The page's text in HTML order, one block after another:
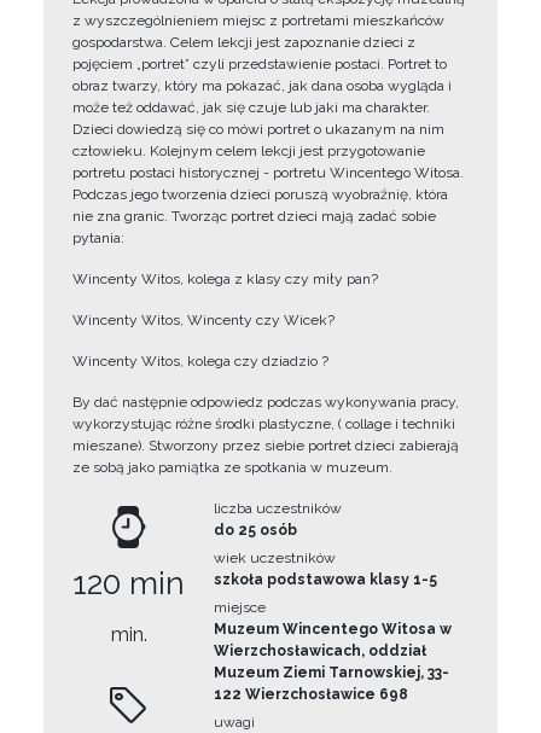
z wyszczególnieniem miejsc z portretami mieszkańców
gospodarstwa. Celem lekcji jest zapoznanie dzieci z
pojęciem „portret” czyli przedstawienie postaci. Portret to
obraz twarzy, który ma pokazać, jak dana osoba wygląda i
może też oddawać, jak się czuje lub jaki ma charakter.
Dzieci dowiedzą się co mówi portret o ukazanym na nim
człowieku. Kolejnym celem lekcji jest przygotowanie
portretu postaci historycznej - portretu Wincentego Witosa.
Podczas jego tworzenia dzieci poruszą wyobraźnię, która
nie zna granic. Tworząc portret dzieci mają zadać sobie
pytania:
Wincenty Witos, kolega z klasy czy miły pan?
Wincenty Witos, Wincenty czy Wicek?
Wincenty Witos, kolega czy dziadzio ?
By dać następnie odpowiedz podczas wykonywania pracy,
wykorzystując różne środki plastyczne, ( collage i techniki
mieszane). Stworzony przez siebie portret dzieci zabierają
ze sobą jako pamiątka ze spotkania w muzeum.
120 min
min.
liczba uczestników
do 25 osób
wiek uczestników
szkoła podstawowa klasy 1-5
miejsce
Muzeum Wincentego Witosa w
Wierzchosławicach, oddział
Muzeum Ziemi Tarnowskiej, 33-
122 Wierzchosławice 698
uwagi